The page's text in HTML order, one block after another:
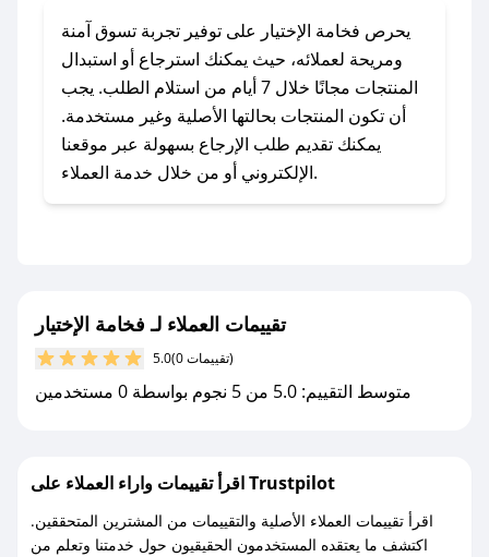
### كيف تحصل على كوبونات خصم حصرية من
فخامة الإختيار؟
للحصول على كوبونات وخصومات حصرية، قم بما
يلي:
- اضغط على أيقونة متابعة لمتجر فخامة الإختيار في
جديد.
مع صحصح، تسوق بذكاء ووفّر على كل مشترياتك مع
كوبونات خصم حصرية من فخامة الإختيار!
يحرص فخامة الإختيار على توفير تجربة تسوق آمنة
ومريحة لعملائه، حيث يمكنك استرجاع أو استبدال
المنتجات مجانًا خلال 7 أيام من استلام الطلب. يجب
أن تكون المنتجات بحالتها الأصلية وغير مستخدمة.
يمكنك تقديم طلب الإرجاع بسهولة عبر موقعنا
الإلكتروني أو من خلال خدمة العملاء.
تقييمات العملاء لـ فخامة الإختيار
5.0 (0 تقييمات)
متوسط التقييم: 5.0 من 5 نجوم بواسطة 0 مستخدمين
اقرأ تقييمات واراء العملاء على Trustpilot
اقرأ تقييمات العملاء الأصلية والتقييمات من المشترين المتحققين.
اكتشف ما يعتقده المستخدمون الحقيقيون حول خدمتنا وتعلم من